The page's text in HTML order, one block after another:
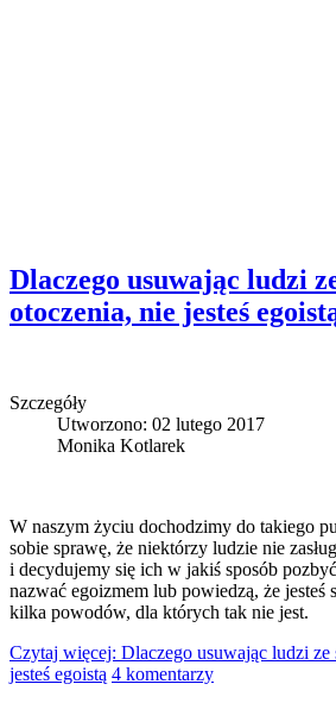
Dlaczego usuwając ludzi
otoczenia, nie jesteś
Szczegóły
Utworzono: 02 lutego 2017
Monika Kotlarek
W naszym życiu dochodzimy do takiego
sobie sprawę, że niektórzy ludzie nie
i decydujemy się ich w jakiś sposób
nazwać egoizmem lub powiedzą, że jesteś
kilka powodów, dla których tak nie jest.
Czytaj więcej: Dlaczego usuwając ludzi ze
jesteś egoistą 4 komentarzy